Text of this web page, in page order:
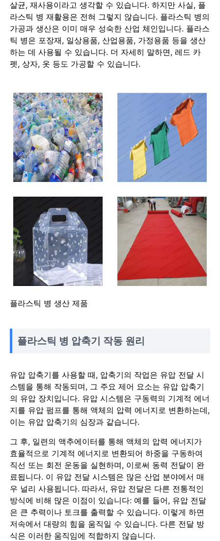
살균, 재사용이라고 생각할 수 있습니다. 하지만 사실, 플
라스틱 병 재활용은 전혀 그렇지 않습니다. 플라스틱 병의
가공과 생산은 이미 매우 성숙한 산업 체인입니다. 플라스
틱 병은 포장재, 일상용품, 산업용품, 가정용품 등을 생산
하는 데 사용될 수 있습니다. 더 자세히 말하면, 레드 카
펫, 상자, 옷 등도 가공할 수 있습니다.
플라스틱 병 생산 제품
플라스틱 병 압축기 작동 원리
유압 압축기를 사용할 때, 압축기의 작업은 유압 전달 시
스템을 통해 작동되며, 그 주요 제어 요소는 유압 압축기
의 유압 장치입니다. 유압 시스템은 구동력의 기계적 에너
지를 유압 펌프를 통해 액체의 압력 에너지로 변환하는데,
이는 유압 압축기의 심장과 같습니다.
그 후, 일련의 액추에이터를 통해 액체의 압력 에너지가
효율적으로 기계적 에너지로 변환되어 하중을 구동하여
직선 또는 회전 운동을 실현하며, 이로써 동력 전달이 완
료됩니다. 이 유압 전달 시스템은 많은 산업 분야에서 매
우 널리 사용됩니다. 따라서, 유압 전달은 다른 전통적인
방식에 비해 많은 이점이 있습니다: 예를 들어, 유압 전달
은 큰 추력이나 토크를 출력할 수 있습니다. 이렇게 하면
저속에서 대량의 힘을 움직일 수 있습니다. 다른 전달 방
식은 이러한 움직임에 적합하지 않습니다.